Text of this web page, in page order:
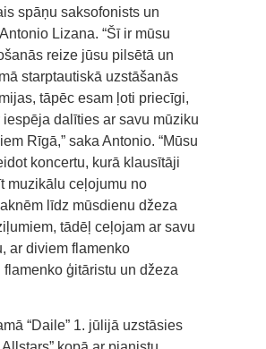
spāņu saksofonists un
Lizana. “Šī ir mūsu
reize jūsu pilsētā un
starptautiskā uzstāšanās
tāpēc esam ļoti priecīgi,
iespēja dalīties ar savu mūziku
Rīgā,” saka Antonio. “Mūsu
koncertu, kurā klausītāji
muzikālu ceļojumu no
līdz mūsdienu džeza
tādēļ ceļojam ar savu
ar diviem flamenko
ģitāristu un džeza
“Daile” 1. jūlijā uzstāsies